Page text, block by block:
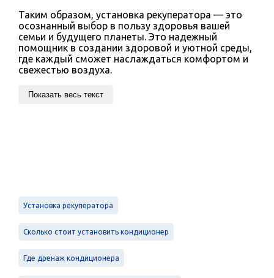
Таким образом, установка рекуператора — это
осознанный выбор в пользу здоровья вашей
семьи и будущего планеты. Это надежный
помощник в создании здоровой и уютной среды,
где каждый сможет наслаждаться комфортом и
свежестью воздуха.
Показать весь текст
Установка рекуператора
Сколько стоит установить кондиционер
Где дренаж кондиционера